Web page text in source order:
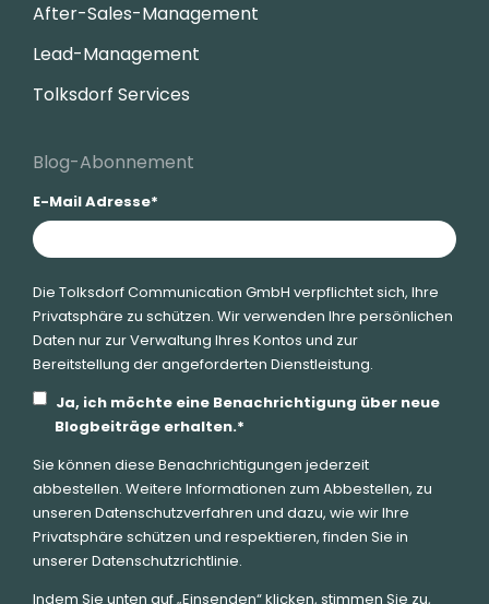
After-Sales-Management
Lead-Management
Tolksdorf Services
Blog-Abonnement
E-Mail Adresse*
Die Tolksdorf Communication GmbH verpflichtet sich, Ihre
Privatsphäre zu schützen. Wir verwenden Ihre persönlichen
Daten nur zur Verwaltung Ihres Kontos und zur
Bereitstellung der angeforderten Dienstleistung.
Ja, ich möchte eine Benachrichtigung über neue
Blogbeiträge erhalten.*
Sie können diese Benachrichtigungen jederzeit
abbestellen. Weitere Informationen zum Abbestellen, zu
unseren Datenschutzverfahren und dazu, wie wir Ihre
Privatsphäre schützen und respektieren, finden Sie in
unserer Datenschutzrichtlinie.
Indem Sie unten auf „Einsenden“ klicken, stimmen Sie zu,